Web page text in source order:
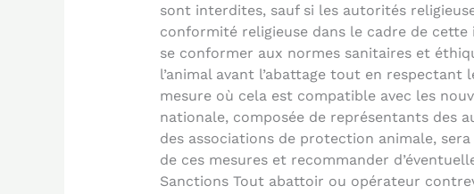
sont interdites, sauf si les autorités
conformité religieuse dans le cadre de
se conformer aux normes sanitaires et
l’animal avant l’abattage tout en respectant
mesure où cela est compatible avec les
nationale, composée de représentants des
des associations de protection animale,
de ces mesures et recommander
Sanctions Tout abattoir ou opérateur